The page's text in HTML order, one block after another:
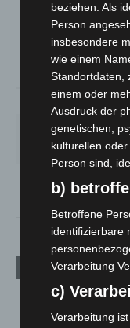
SA.
27°
SO.
34°
Aktuelle Beiträge
Niedersachsen:
Waldbrandeinsatz
beziehen. Als
Person
insbesondere
wie einem
Standortdaten,
einem oder
Ausdruck der
genetischen,
kulturellen
Person sind,
b)
Betroffene
identifizierbare
Verarbeitung
c)
Verarbeitung